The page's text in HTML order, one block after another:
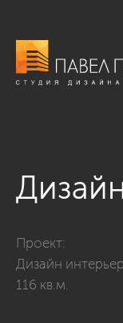
Проект:
Дизайн
116 кв.м.